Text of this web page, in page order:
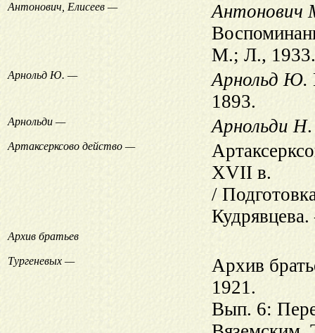
Антонович, Елисеев —
Антонович
М.; Л., 1933.
Арнольд Ю. — Арнольд Ю.
1893.
Арнольди — Арнольди Н
Артаксерксово действо —
XVII в.
/
Архив братьев
Тургеневых —
Архив
1921.
Вып. 6: